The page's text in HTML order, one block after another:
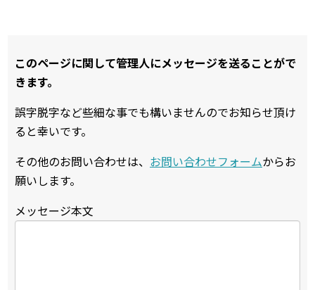
このページに関して管理人にメッセージを送ることがで
きます。
誤字脱字など些細な事でも構いませんのでお知らせ頂け
ると幸いです。
その他のお問い合わせは、 お問い合わせフォームからお
願いします。
メッセージ本文